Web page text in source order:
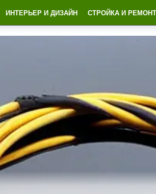
ИНТЕРЬЕР И ДИЗАЙН СТРОЙКА И РЕМОНТ